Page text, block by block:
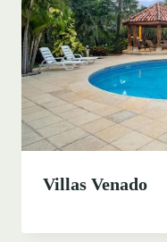
Villas Venado